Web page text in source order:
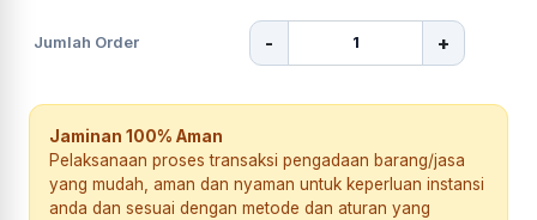
Jumlah Order - +
Jaminan 100% Aman
Pelaksanaan proses transaksi pengadaan barang/jasa
yang mudah, aman dan nyaman untuk keperluan instansi
anda dan sesuai dengan metode dan aturan yang